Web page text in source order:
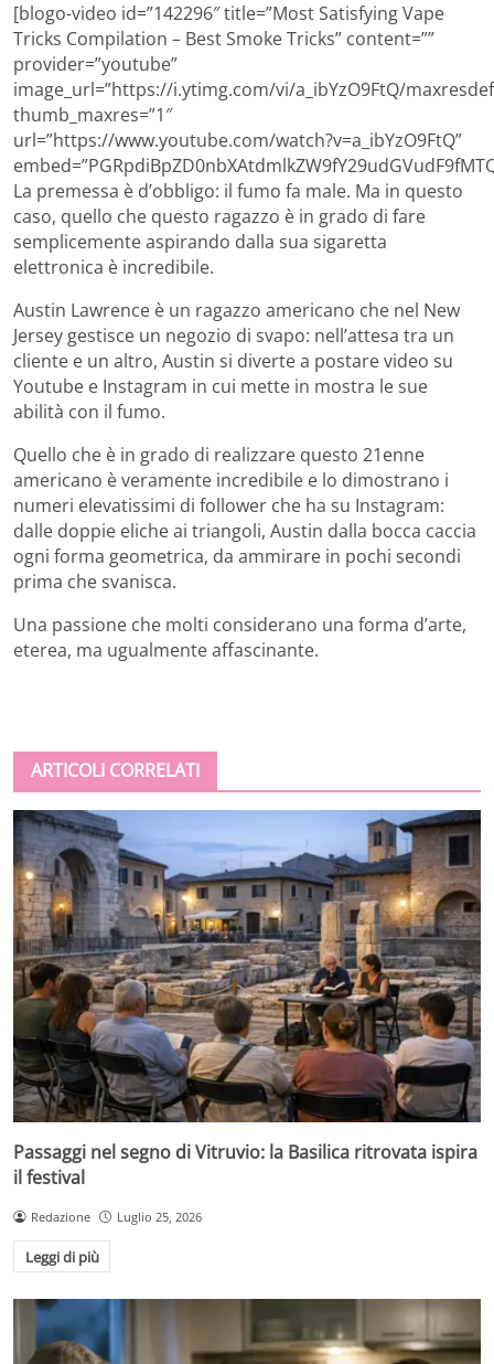
[blogo-video id=”142296″ title=”Most Satisfying Vape
Tricks Compilation – Best Smoke Tricks” content=””
provider=”youtube”
image_url=”https://i.ytimg.com/vi/a_ibYzO9FtQ/
thumb_maxres=”1″
url=”https://www.youtube.com/watch?v=a_ibYzO9FtQ”
La premessa è d’obbligo: il fumo fa male. Ma in questo
caso, quello che questo ragazzo è in grado di fare
semplicemente aspirando dalla sua sigaretta
elettronica è incredibile.
Austin Lawrence è un ragazzo americano che nel New
Jersey gestisce un negozio di svapo: nell’attesa tra un
cliente e un altro, Austin si diverte a postare video su
Youtube e Instagram in cui mette in mostra le sue
abilità con il fumo.
Quello che è in grado di realizzare questo 21enne
americano è veramente incredibile e lo dimostrano i
numeri elevatissimi di follower che ha su Instagram:
dalle doppie eliche ai triangoli, Austin dalla bocca caccia
ogni forma geometrica, da ammirare in pochi secondi
prima che svanisca.
Una passione che molti considerano una forma d’arte,
eterea, ma ugualmente affascinante.
ARTICOLI CORRELATI
Passaggi nel segno di Vitruvio: la Basilica ritrovata ispira
il festival
Redazione Luglio 25, 2026
Leggi di più